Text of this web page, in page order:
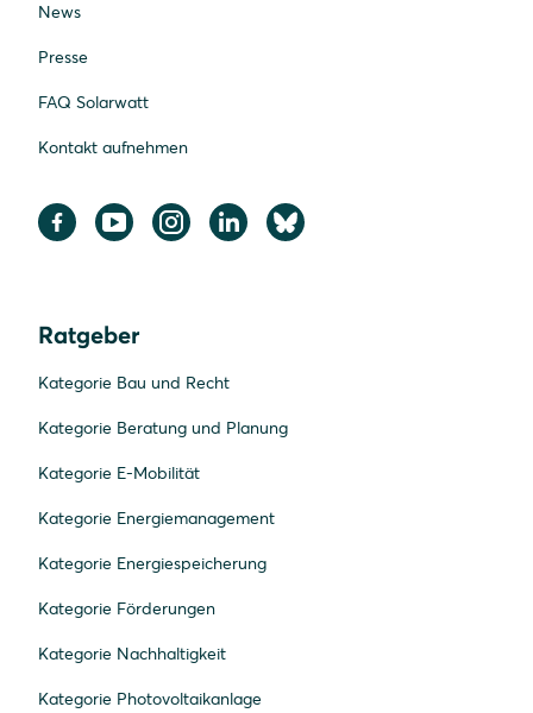
News
Presse
FAQ Solarwatt
Kontakt aufnehmen
Ratgeber
Kategorie Bau und Recht
Kategorie Beratung und Planung
Kategorie E-Mobilität
Kategorie Energiemanagement
Kategorie Energiespeicherung
Kategorie Förderungen
Kategorie Nachhaltigkeit
Kategorie Photovoltaikanlage